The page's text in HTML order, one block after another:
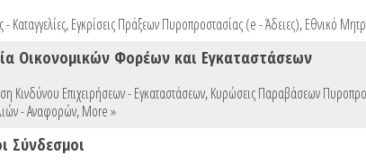
Καταγγελίες,Εγκρίσεις Πράξεων Πυροπροστασίας (e - Άδειες),Εθνικό
Οικονομικών Φορέων και Εγκαταστάσεων
Κινδύνου Επιχειρήσεων - Εγκαταστάσεων,Κυρώσεις Παραβάσεων
- Αναφορών,More »
Σύνδεσμοι